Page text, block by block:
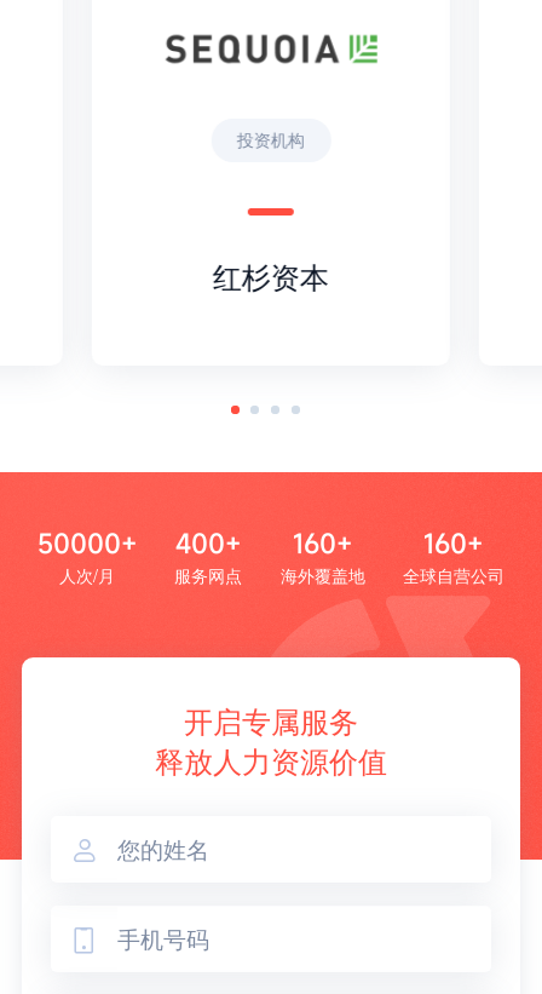
投资机构
红杉资本
50000+
人次/月
400+
服务网点
160+
海外覆盖地
160+
全球自营公司
开启专属服务
释放人力资源价值

